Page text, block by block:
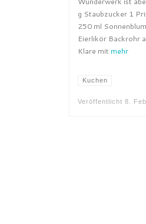
g Staubzucker 1
250 ml
Eierlikör Backrohr
Klare mit mehr
Kuchen
Veröffentlicht 8.